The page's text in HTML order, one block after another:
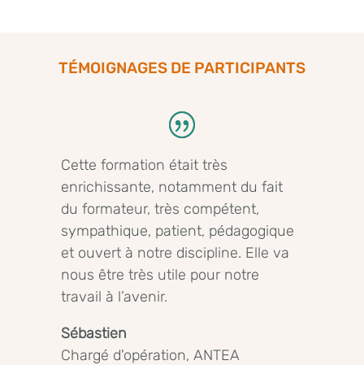
TÉMOIGNAGES DE PARTICIPANTS
Cette formation était très
enrichissante, notamment du fait
du formateur, très compétent,
sympathique, patient, pédagogique
et ouvert à notre discipline. Elle va
nous être très utile pour notre
travail à l’avenir.
Sébastien
Chargé d'opération, ANTEA